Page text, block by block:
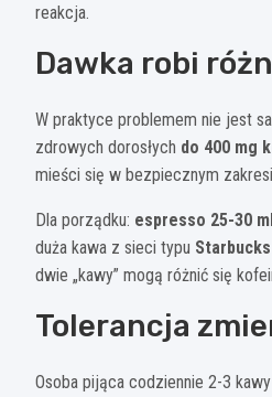
reakcja.
Dawka robi
W praktyce problemem nie jest
zdrowych dorosłych do 400 mg
mieści się w bezpiecznym
Dla porządku: espresso 25-30
duża kawa z sieci typu Starbucks
dwie „kawy” mogą różnić się
Tolerancja
Osoba pijąca codziennie 2-3